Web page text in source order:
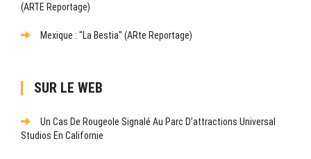
(ARTE Reportage)
Mexique : "La Bestia" (ARte Reportage)
SUR LE WEB
Un Cas De Rougeole Signalé Au Parc D’attractions Universal
Studios En Californie